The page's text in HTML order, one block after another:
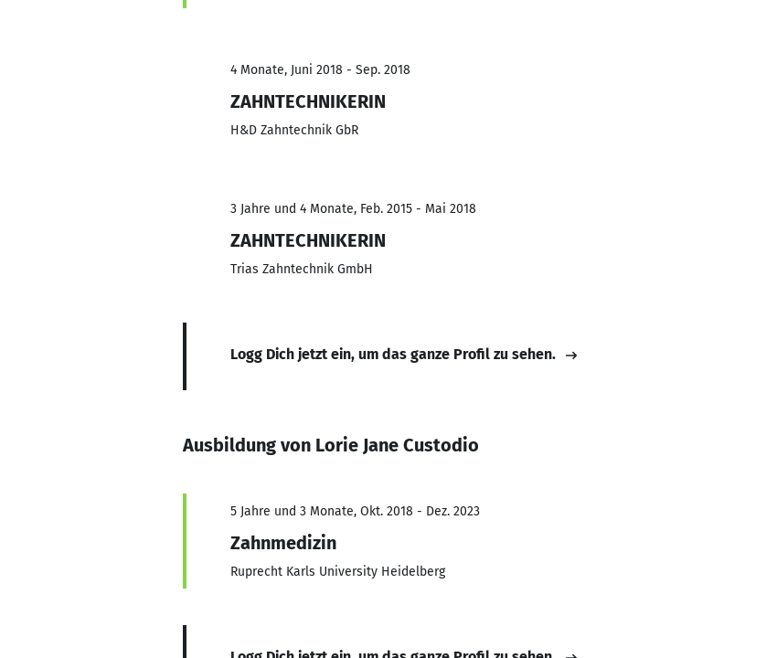
4 Monate, Juni 2018 - Sep. 2018
ZAHNTECHNIKERIN
H&D Zahntechnik GbR
3 Jahre und 4 Monate, Feb. 2015 - Mai 2018
ZAHNTECHNIKERIN
Trias Zahntechnik GmbH
Logg Dich jetzt ein, um das ganze Profil zu sehen.
Ausbildung von Lorie Jane Custodio
5 Jahre und 3 Monate, Okt. 2018 - Dez. 2023
Zahnmedizin
Ruprecht Karls University Heidelberg